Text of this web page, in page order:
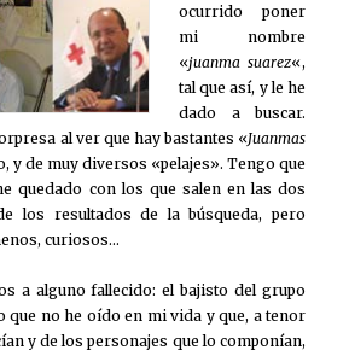
ocurrido poner
mi nombre
«juanma suarez«,
tal que así, y le he
dado a buscar.
al ver que hay bastantes «Juanmas
y de muy diversos «pelajes». Tengo que
quedado con los que salen en las dos
los resultados de la búsqueda, pero
curiosos…
a alguno fallecido: el bajisto del grupo
que no he oído en mi vida y que, a tenor
y de los personajes que lo componían,